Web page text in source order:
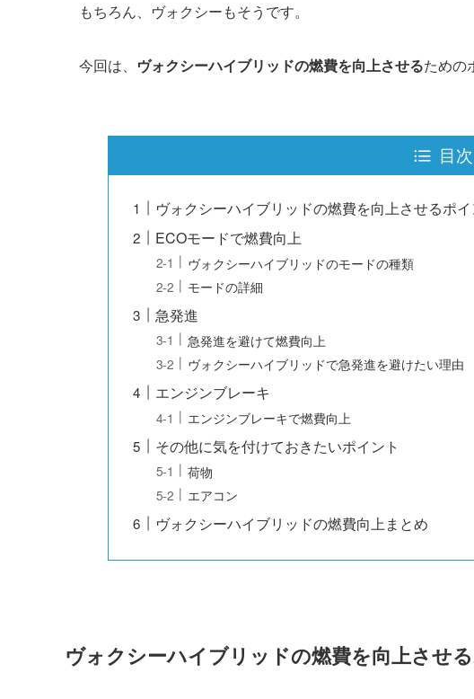
もちろん、ヴォクシーもそうです。
今回は、 ヴォクシーハイブリッドの燃費を向上させるための
目次
ヴォクシーハイブリッドの燃費を向上させるポイ
ECOモードで燃費向上
ヴォクシーハイブリッドのモードの種類
モードの詳細
急発進
急発進を避けて燃費向上
ヴォクシーハイブリッドで急発進を避けたい理由
エンジンブレーキ
エンジンブレーキで燃費向上
その他に気を付けておきたいポイント
荷物
エアコン
ヴォクシーハイブリッドの燃費向上まとめ
ヴォクシーハイブリッドの燃費を向上させ